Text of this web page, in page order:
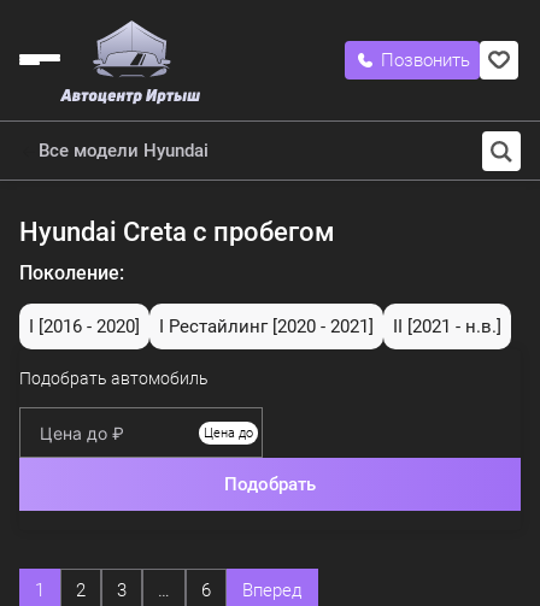
Позвонить
Все модели Hyundai
Hyundai Creta с пробегом
Поколение:
I [2016 - 2020] I Рестайлинг [2020 - 2021] II [2021 - н.в.]
Подобрать автомобиль
Цена до
Подобрать
1 2 3 … 6 Вперед